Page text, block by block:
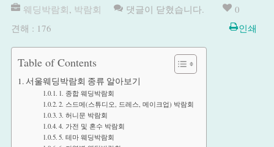
웨딩박람회, 박람회 댓글이 닫혔습니다.
0
견해 : 176
인쇄
Table of Contents
서울웨딩박람회 종류 알아보기
1. 종합 웨딩박람회
2. 스드메(스튜디오, 드레스, 메이크업) 박람회
3. 허니문 박람회
4. 가전 및 혼수 박람회
5. 테마 웨딩박람회